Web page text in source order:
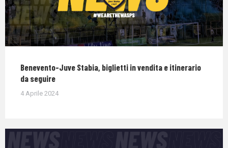
Benevento-Juve Stabia, biglietti in vendita e itinerario
da seguire
4 Aprile 2024